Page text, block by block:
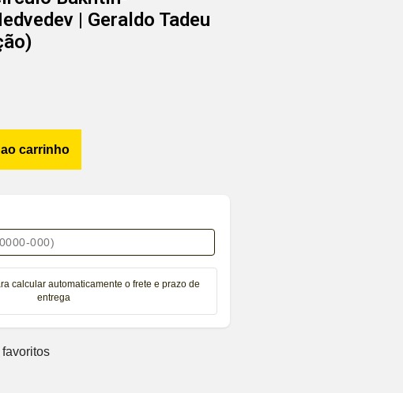
| Geraldo Tadeu
carrinho
calcular automaticamente o frete e prazo de
entrega